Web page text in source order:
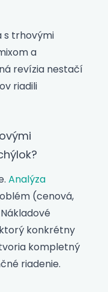
s trhovými
a
revízia nestačí
riadili
Analýza
(cenová,
konkrétny
kompletný
riadenie.